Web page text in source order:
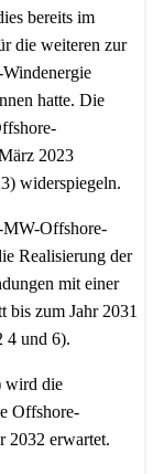
bereits im
die weiteren zur
hatte. Die
2023
widerspiegeln.
MW-Offshore-
Realisierung der
mit einer
bis zum Jahr 2031
4 und 6).
wird die
Offshore-
2032 erwartet.